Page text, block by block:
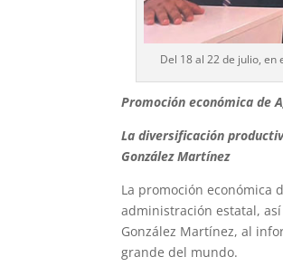
Del 18 al 22 de julio,
Promoción económica de
La diversificación
González Martínez
La promoción económica
administración estatal,
González Martínez, al
grande del mundo.